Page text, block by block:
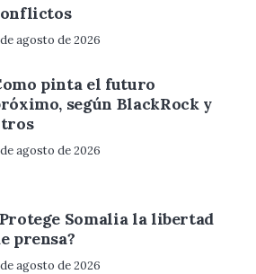
agosto de 2026
pinta el futuro
según BlackRock y
agosto de 2026
Somalia la libertad
prensa?
agosto de 2026